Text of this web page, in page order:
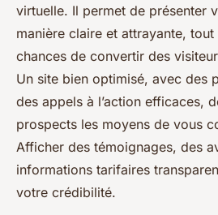
virtuelle. Il permet de présenter
manière claire et attrayante,
chances de convertir des
Un site bien optimisé, avec des
des appels à l’action efficaces,
prospects les moyens de vous
Afficher des témoignages, des
informations tarifaires
votre crédibilité.